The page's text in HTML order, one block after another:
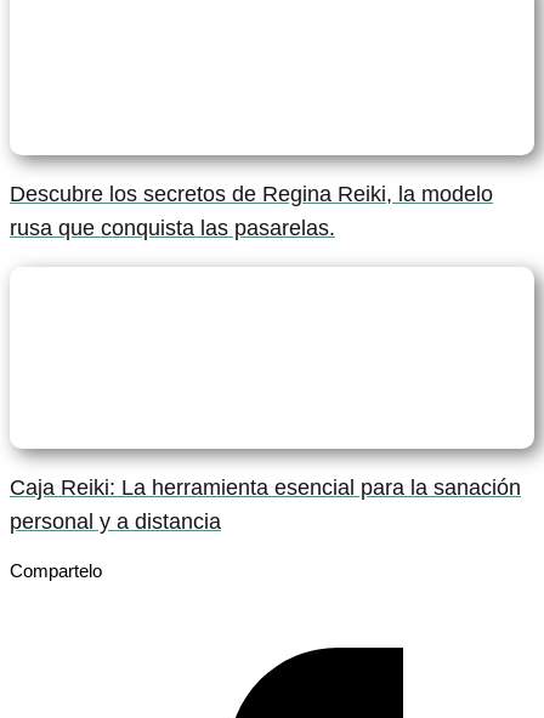
Descubre los secretos de Regina Reiki, la modelo
rusa que conquista las pasarelas.
Caja Reiki: La herramienta esencial para la sanación
personal y a distancia
Compartelo